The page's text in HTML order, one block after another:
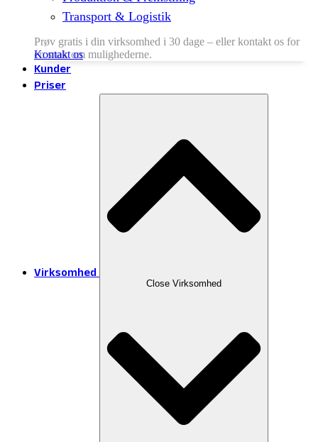
Transport & Logistik
Prøv gratis i din virksomhed i 30 dage – eller kontakt os for
en snak om mulighederne.
Kontakt os
Kunder
Priser
Virksomhed
Close Virksomhed